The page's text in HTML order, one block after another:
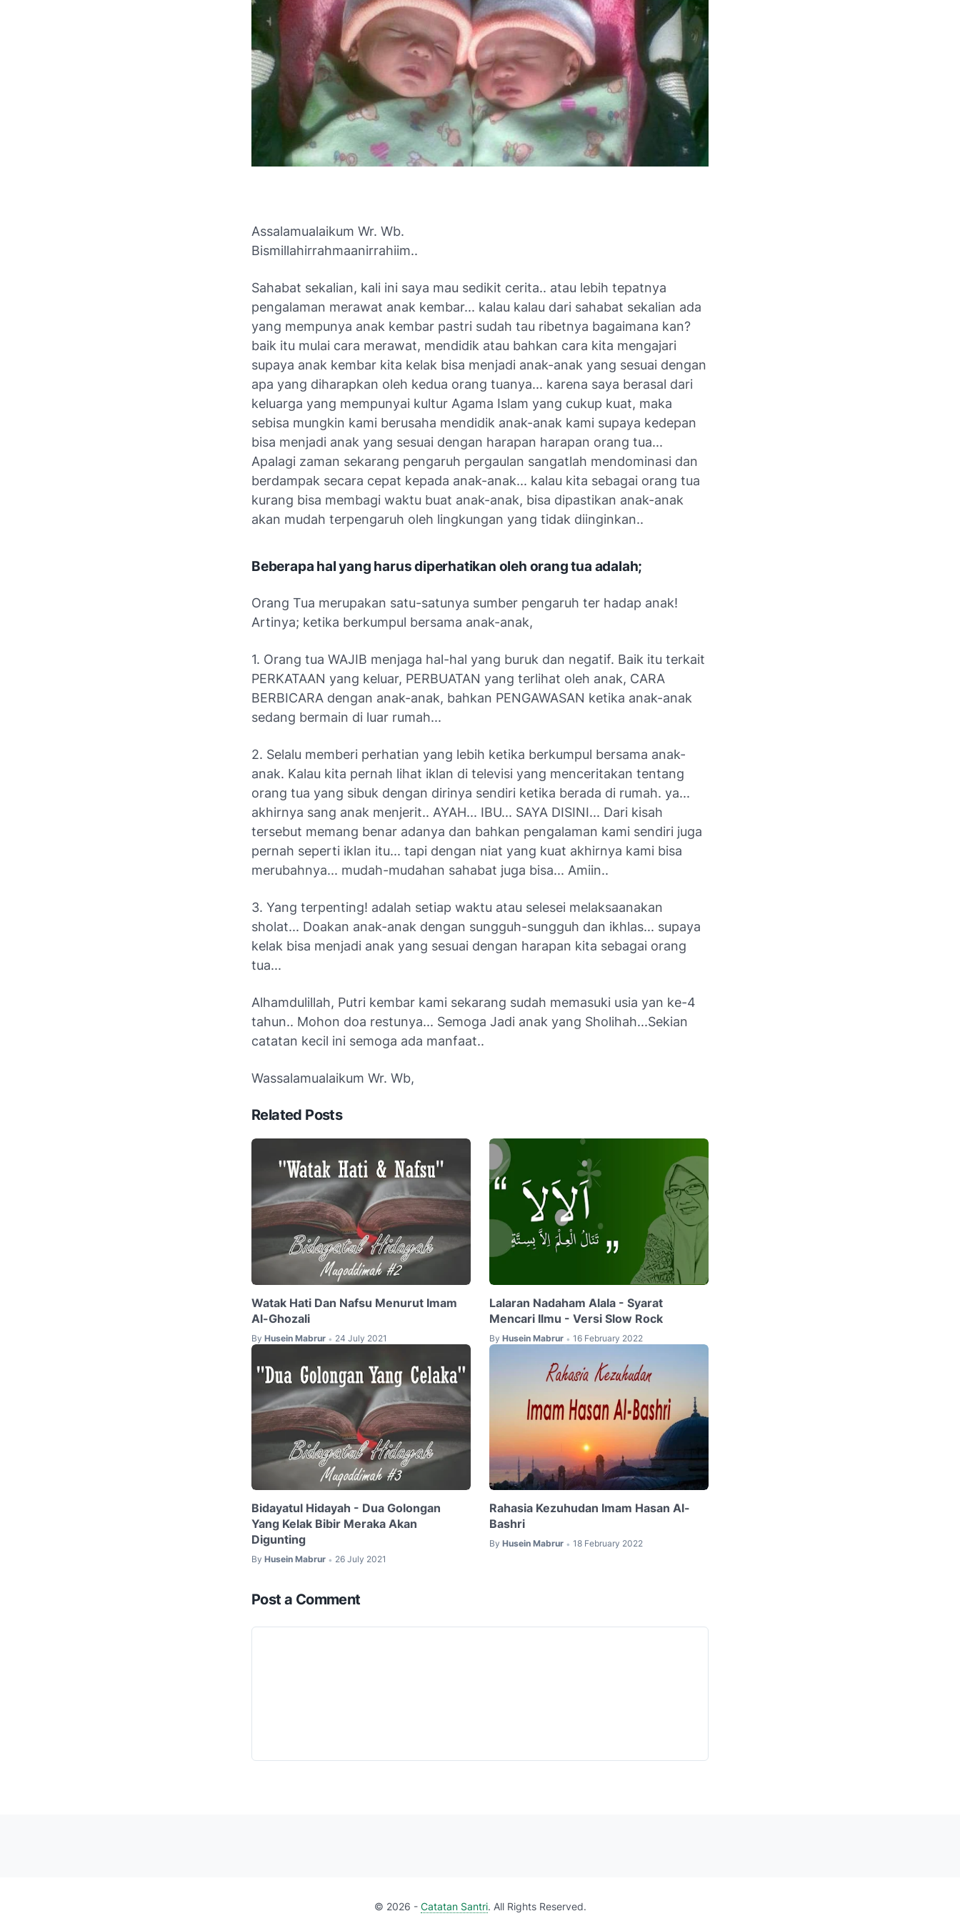
Assalamualaikum Wr. Wb.
Bismillahirrahmaanirrahiim..
Sahabat sekalian, kali ini saya mau sedikit cerita.. atau lebih tepatnya
pengalaman merawat anak kembar... kalau kalau dari sahabat sekalian ada
yang mempunya anak kembar pastri sudah tau ribetnya bagaimana kan?
baik itu mulai cara merawat, mendidik atau bahkan cara kita mengajari
supaya anak kembar kita kelak bisa menjadi anak-anak yang sesuai dengan
apa yang diharapkan oleh kedua orang tuanya... karena saya berasal dari
keluarga yang mempunyai kultur Agama Islam yang cukup kuat, maka
sebisa mungkin kami berusaha mendidik anak-anak kami supaya kedepan
bisa menjadi anak yang sesuai dengan harapan harapan orang tua...
Apalagi zaman sekarang pengaruh pergaulan sangatlah mendominasi dan
berdampak secara cepat kepada anak-anak... kalau kita sebagai orang tua
kurang bisa membagi waktu buat anak-anak, bisa dipastikan anak-anak
akan mudah terpengaruh oleh lingkungan yang tidak diinginkan..
Beberapa hal yang harus diperhatikan oleh orang tua adalah;
Orang Tua merupakan satu-satunya sumber pengaruh ter hadap anak!
Artinya; ketika berkumpul bersama anak-anak,
1. Orang tua WAJIB menjaga hal-hal yang buruk dan negatif. Baik itu terkait
PERKATAAN yang keluar, PERBUATAN yang terlihat oleh anak, CARA
BERBICARA dengan anak-anak, bahkan PENGAWASAN ketika anak-anak
sedang bermain di luar rumah...
2. Selalu memberi perhatian yang lebih ketika berkumpul bersama anak-
anak. Kalau kita pernah lihat iklan di televisi yang menceritakan tentang
orang tua yang sibuk dengan dirinya sendiri ketika berada di rumah. ya...
akhirnya sang anak menjerit.. AYAH... IBU... SAYA DISINI... Dari kisah
tersebut memang benar adanya dan bahkan pengalaman kami sendiri juga
pernah seperti iklan itu... tapi dengan niat yang kuat akhirnya kami bisa
merubahnya... mudah-mudahan sahabat juga bisa... Amiin..
3. Yang terpenting! adalah setiap waktu atau selesei melaksaanakan
sholat... Doakan anak-anak dengan sungguh-sungguh dan ikhlas... supaya
kelak bisa menjadi anak yang sesuai dengan harapan kita sebagai orang
tua...
Alhamdulillah, Putri kembar kami sekarang sudah memasuki usia yan ke-4
tahun.. Mohon doa restunya... Semoga Jadi anak yang Sholihah...Sekian
catatan kecil ini semoga ada manfaat..
Wassalamualaikum Wr. Wb,
Related Posts
Watak Hati Dan Nafsu Menurut Imam
Al-Ghozali
By Husein Mabrur • 24 July 2021
Lalaran Nadaham Alala - Syarat
Mencari Ilmu - Versi Slow Rock
By Husein Mabrur • 16 February 2022
Bidayatul Hidayah - Dua Golongan
Yang Kelak Bibir Meraka Akan
Digunting
By Husein Mabrur • 26 July 2021
Rahasia Kezuhudan Imam Hasan Al-
Bashri
By Husein Mabrur • 18 February 2022
Post a Comment
© 2026 - Catatan Santri. All Rights Reserved.